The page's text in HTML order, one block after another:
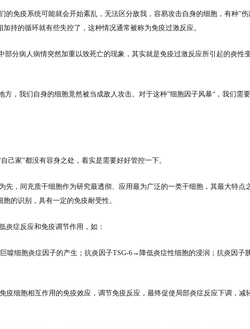
的免疫系统可能就会开始紊乱，无法区分敌我，容易攻击自身的细胞，有种”伤
持的循环就有些失控了，这种情况通常被称为免疫过激反应。
部分病人病情突然加重以致死亡的现象，其实就是免疫过激反应所引起的炎性
方，我们自身的细胞竟然被当成敌人攻击。对于这种”细胞因子风暴“，我们需
己家”都没有容身之处，着实是需要好好管控一下。
先，间充质干细胞作为研究最透彻、应用最为广泛的一类干细胞，其最大特点
的识别，具有一定的免疫耐受性。
炎症反应和免疫调节作用，如：
噬细胞炎症因子的产生；抗炎因子TSG-6→降低炎症性细胞的浸润；抗炎因子
疫细胞相互作用的免疫效应，调节免疫反应，最终促使局部炎症反应下调，减